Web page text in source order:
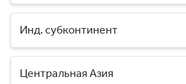
Инд. субконтинент
Центральная Азия